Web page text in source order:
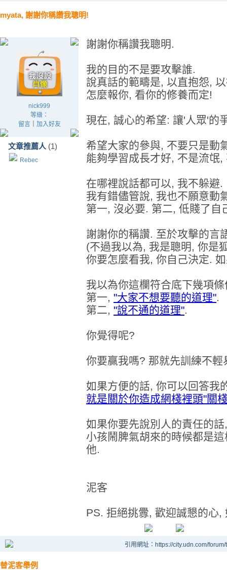
myata, 謝謝你稱讚我聰明!
nick999
等級：
留言｜ 加入好友
文章推薦人 (1)
Rebec
謝謝你稱讚我聰明.
我的目的不是要攻擊誰.
說真話的範疇是, 以直抱怨,
怎麼報你, 看你的修養而定!
現在, 誠心的希望: 讓'人眾'的
希望大家的參與, 不要只是動
能夠學習成長才好, 不是流氓,
在哪裡說話都可以, 我不躲避.
我有錯儘管說, 我也不願意動
第一, 沒必要. 第二, 低賤了自
謝謝你的稱讚. 至於攻擊的言
(不過我以為, 我是聰明, 你是
你要怎麼看我, 你自己決定.
我以為你這欄符合底下幾項條
第一, "大家不想要聽的道理".
第二, "說不通的道理".
你覺得呢?
你要贏我嗎? 那就先訓練不
如果方便的話, 你可以回答我
就是關於你造成網棧裡頭"關
如果你要先說別人的責任的
小孩鬧脾氣胡來的時候都是
他.
泥客
PS. 拒絕挑釁, 歡迎誠懇的心,
引用網址：https://city.udn.com/
替泥客舉例